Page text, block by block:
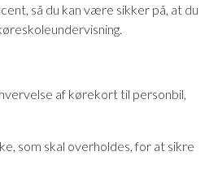
så du kan være sikker på, at du
af kørekort til personbil,
som skal overholdes, for at sikre